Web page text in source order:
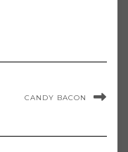
CANDY BACON